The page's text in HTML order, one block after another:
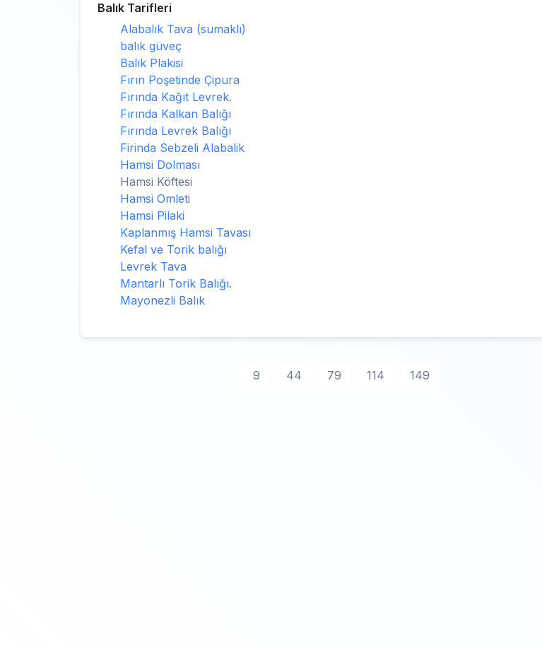
Balık Tarifleri
Alabalık Tava (sumaklı)
balık güveç
Balık Plakisi
Fırın Poşetinde Çipura
Fırında Kağıt Levrek.
Fırında Kalkan Balığı
Fırında Levrek Balığı
Firinda Sebzeli Alabalik
Hamsi Dolması
Hamsi Köftesi
Hamsi Omleti
Hamsi Pilaki
Kaplanmış Hamsi Tavası
Kefal ve Torik balığı
Levrek Tava
Mantarlı Torik Balığı.
Mayonezli Balık
9 44 79 114 149